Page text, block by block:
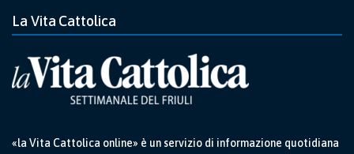
La Vita Cattolica
«la Vita Cattolica online» è un servizio di informazione quotidiana